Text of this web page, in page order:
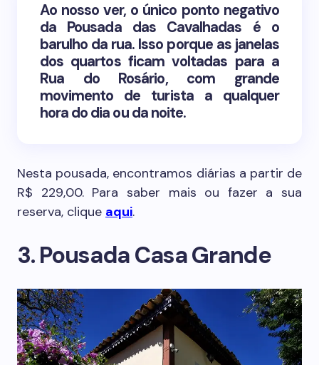
Ao nosso ver, o único ponto negativo
da Pousada das Cavalhadas é o
barulho da rua. Isso porque as janelas
dos quartos ficam voltadas para a
Rua do Rosário, com grande
movimento de turista a qualquer
hora do dia ou da noite.
Nesta pousada, encontramos diárias a partir de
R$ 229,00. Para saber mais ou fazer a sua
reserva, clique aqui.
3. Pousada Casa Grande